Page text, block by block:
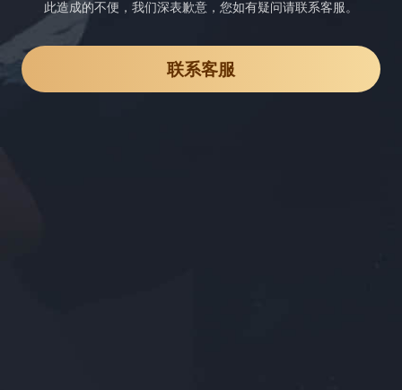
此造成的不便，我们深表歉意，您如有疑问请联系客服。
联系客服